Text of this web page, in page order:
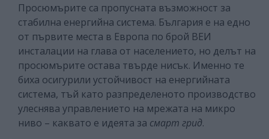
Просюмърите са пропусната възможност за
стабилна енергийна система. България е на едно
от първите места в Европа по брой ВЕИ
инсталации на глава от населението, но делът на
просюмърите остава твърде нисък. Именно те
биха осигурили устойчивост на енергийната
система, тъй като разпределеното производство
улеснява управлението на мрежата на микро
ниво – каквато е идеята за смарт грид.